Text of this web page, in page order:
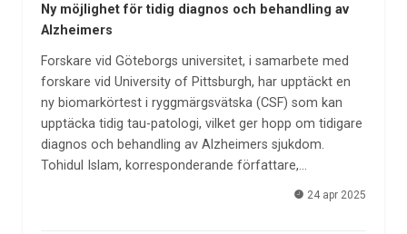
Ny möjlighet för tidig diagnos och behandling av
Alzheimers
Forskare vid Göteborgs universitet, i samarbete med
forskare vid University of Pittsburgh, har upptäckt en
ny biomarkörtest i ryggmärgsvätska (CSF) som kan
upptäcka tidig tau-patologi, vilket ger hopp om tidigare
diagnos och behandling av Alzheimers sjukdom.
Tohidul Islam, korresponderande författare,…
24 apr 2025